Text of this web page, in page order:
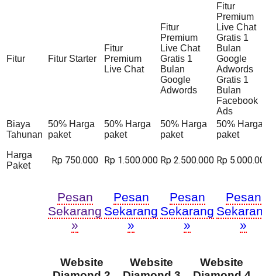
Fitur Fitur Starter
Fitur
Premium
Live Chat
Fitur
Premium
Live Chat
Gratis 1
Bulan
Google
Adwords
Fitur
Premium
Live Chat
Gratis 1
Bulan
Google
Adwords
Gratis 1
Bulan
Facebook
Ads
Biaya
Tahunan
50% Harga
paket
50% Harga
paket
50% Harga
paket
50%
paket
Harga
Paket
Rp 750.000 Rp 1.500.000 Rp 2.500.000 Rp
Pesan
Sekarang
»
Pesan
Sekarang
»
Pesan
Sekarang
»
Pesan
»
Website
Website
Website